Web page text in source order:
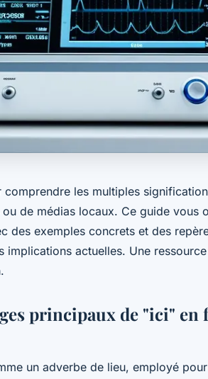
les multiples
ou de médias locaux. Ce guide vous
des exemples concrets et des
implications actuelles. Une
principaux de "ici" en
un adverbe de lieu, employé